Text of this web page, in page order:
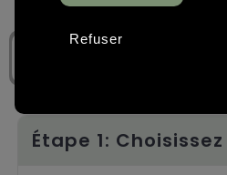
Sacs à dos
Tassen voor sport
Chaussures
Étape 1:
Refuser